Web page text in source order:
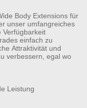
Body Extensions für
unser umfangreiches
Verfügbarkeit
einfach zu
Attraktivität und
verbessern, egal wo
Leistung